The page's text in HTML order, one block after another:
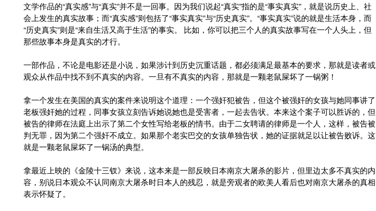
文学作品的“真实感”与“真实”并不是一回事。因为我们说起“真实”指的是“事实真实”，就是说历史上、社
会上发生的真实故事；而“真实感”则包括了“事实真实”与“历史真实”。“事实真实”说的就是生活本身，而
“历史真实”则是“来自生活又高于生活”的事实。 比如，你可以把三个人的真实故事写在一个人头上，但
那些故事本身是真实的才行。
一部作品，不论是电影还是小说，如果涉计到历史沉重话题，都必须满足最基本的要求，那就是读者或
观众从作品中找不到不真实的内容。一旦有不真实的内容，那就是一颗老鼠屎坏了一锅粥！
拿一个发生在美国的真实的案件来说明这个道理：一个强奸犯被告，但这个被强奸的女孩与她同事讲了
老板强奸她的过程，同事女孩立刻告诉她说她也是受害者，一起去告状。本来这个案子可以胜诉的，但
被告的律师在法庭上出示了第二个女性写给老板的情书。由于二女聘请的律师是一个人，这样，被告被
判无罪，因为第二个强奸不成立。如果那个老实巴交的女孩单独告状，她的证据就足以让被告败诉。这
就是一颗老鼠屎坏了一锅汤的典型。
拿最近上映的《金陵十三钗》来说，这本来是一部反映日本南京大屠杀的影片，但里边太多不真实的内
容，别说日本观众不认同南京大屠杀时日本人的残忍，就是旁观者的欧美人看后也对南京大屠杀的真相
表示怀疑了。